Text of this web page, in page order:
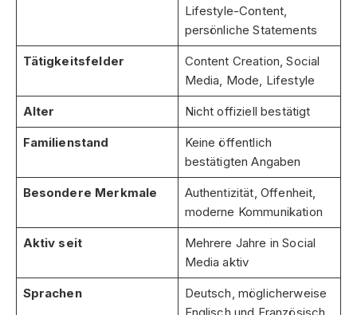
Lifestyle-Content,
persönliche Statements
Tätigkeitsfelder
Content Creation, Social
Media, Mode, Lifestyle
Alter Nicht offiziell bestätigt
Familienstand
Keine öffentlich
bestätigten Angaben
Besondere Merkmale
Authentizität, Offenheit,
moderne Kommunikation
Aktiv seit
Mehrere Jahre in Social
Media aktiv
Sprachen
Deutsch, möglicherweise